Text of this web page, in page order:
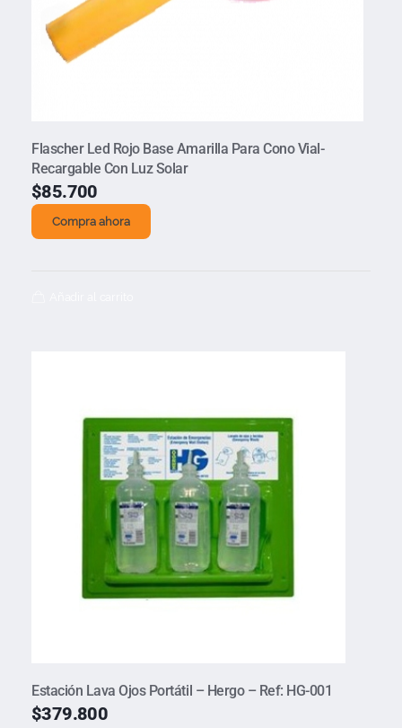
Flascher Led Rojo Base Amarilla Para Cono Vial-
Recargable Con Luz Solar
$85.700
Compra ahora
Estación Lava Ojos Portátil – Hergo – Ref: HG-001
$379.800